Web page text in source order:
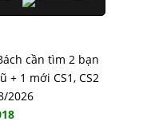
cần tìm 2 bạn
+ 1 mới CS1, CS2
2026